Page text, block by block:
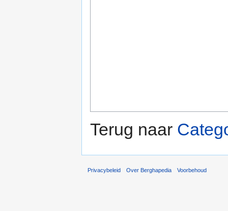
Terug naar
Privacybeleid Over Berghapedia Voorbehoud